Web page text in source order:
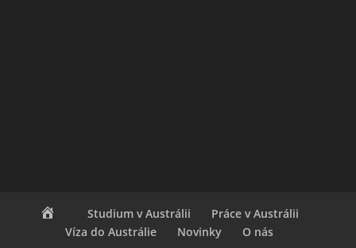
Studium v Austrálii
Práce v Austrálii
Víza do Austrálie
Novinky O nás